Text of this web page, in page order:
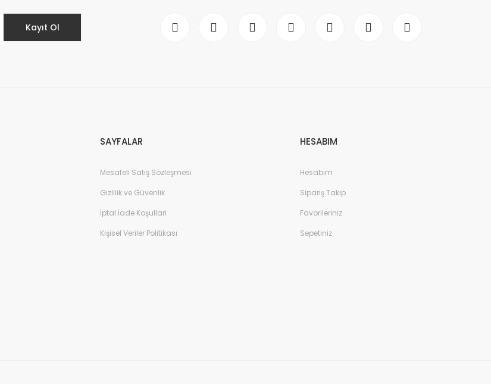
Kayıt Ol
SAYFALAR
Mesafeli Satış Sözleşmesi
Gizlilik ve Güvenlik
İptal İade Koşullari
Kişisel Veriler Politikası
HESABIM
Hesabım
Sipariş Takip
Favorileriniz
Sepetiniz